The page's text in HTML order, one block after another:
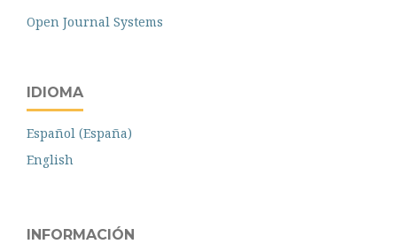
Open Journal Systems
IDIOMA
Español (España)
English
INFORMACIÓN